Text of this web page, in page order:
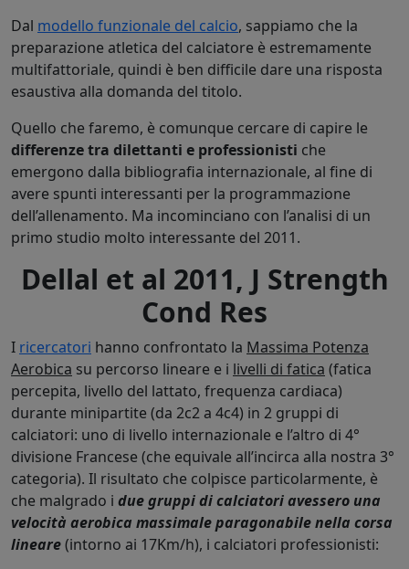
Dal modello funzionale del calcio, sappiamo che la
preparazione atletica del calciatore è estremamente
multifattoriale, quindi è ben difficile dare una risposta
esaustiva alla domanda del titolo.
Quello che faremo, è comunque cercare di capire le
differenze tra dilettanti e professionisti che
emergono dalla bibliografia internazionale, al fine di
avere spunti interessanti per la programmazione
dell’allenamento. Ma incominciano con l’analisi di un
primo studio molto interessante del 2011.
Dellal et al 2011, J Strength
Cond Res
I ricercatori hanno confrontato la Massima Potenza
Aerobica su percorso lineare e i livelli di fatica (fatica
percepita, livello del lattato, frequenza cardiaca)
durante minipartite (da 2c2 a 4c4) in 2 gruppi di
calciatori: uno di livello internazionale e l’altro di 4°
divisione Francese (che equivale all’incirca alla nostra 3°
categoria). Il risultato che colpisce particolarmente, è
che malgrado i due gruppi di calciatori avessero una
velocità aerobica massimale paragonabile nella corsa
lineare(intorno ai 17Km/h), i calciatori professionisti: